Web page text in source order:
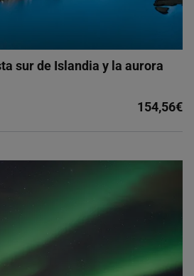
sur de Islandia y la aurora
154,56€